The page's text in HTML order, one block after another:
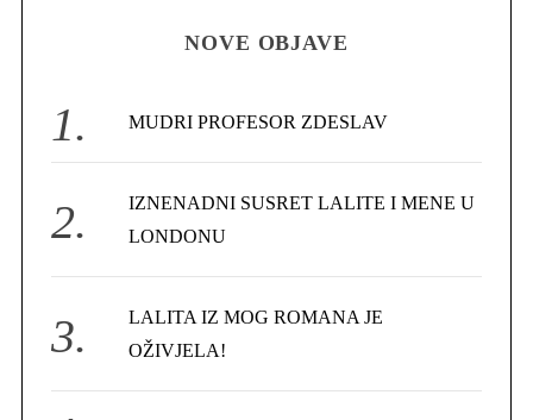
o
NOVE OBJAVE
MUDRI PROFESOR ZDESLAV
IZNENADNI SUSRET LALITE I MENE U
LONDONU
LALITA IZ MOG ROMANA JE
OŽIVJELA!